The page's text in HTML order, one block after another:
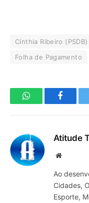
Cínthia Ribeiro (PSDB)
Folha de Pagamento
WhatsApp
Atitude
Site
Ao
Cidades,
Esporte,